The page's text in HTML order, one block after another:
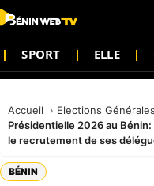
SPORT ELLE
Accueil
Elections
Présidentielle 2026 au
le recrutement de ses
BÉNIN